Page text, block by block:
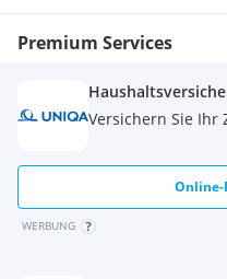
Siemens-Nixdorf- Steg
Station "Roßauer Lände".
aller Fotos: SQUAREBYTES
LeopoldQuartier Office, ein
Premium Services
Versichern Sie Ihr
Online-
WERBUNG